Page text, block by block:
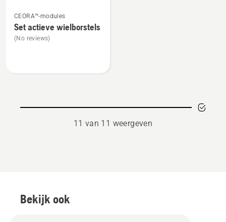
meer
details
over
CEORA™-modules
Set actieve wielborstels
(No reviews)
11 van 11 weergeven
Bekijk ook